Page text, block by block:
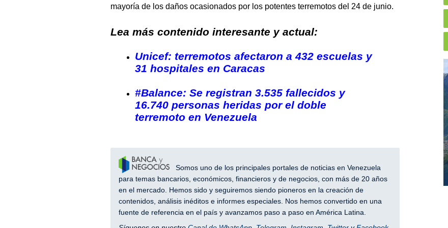
mayoría de los daños ocasionados por los potentes terremotos del 24 de junio.
Lea más contenido interesante y actual:
Unicef: terremotos afectaron a 432 escuelas y
31 hospitales en Caracas
#Balance: Se registran 3.535 fallecidos y
16.740 personas heridas por el doble
terremoto en Venezuela
Somos uno de los principales portales de noticias en Venezuela
para temas bancarios, económicos, financieros y de negocios, con más de 20 años
en el mercado. Hemos sido y seguiremos siendo pioneros en la creación de
contenidos, análisis inéditos e informes especiales. Nos hemos convertido en una
fuente de referencia en el país y avanzamos paso a paso en América Latina.